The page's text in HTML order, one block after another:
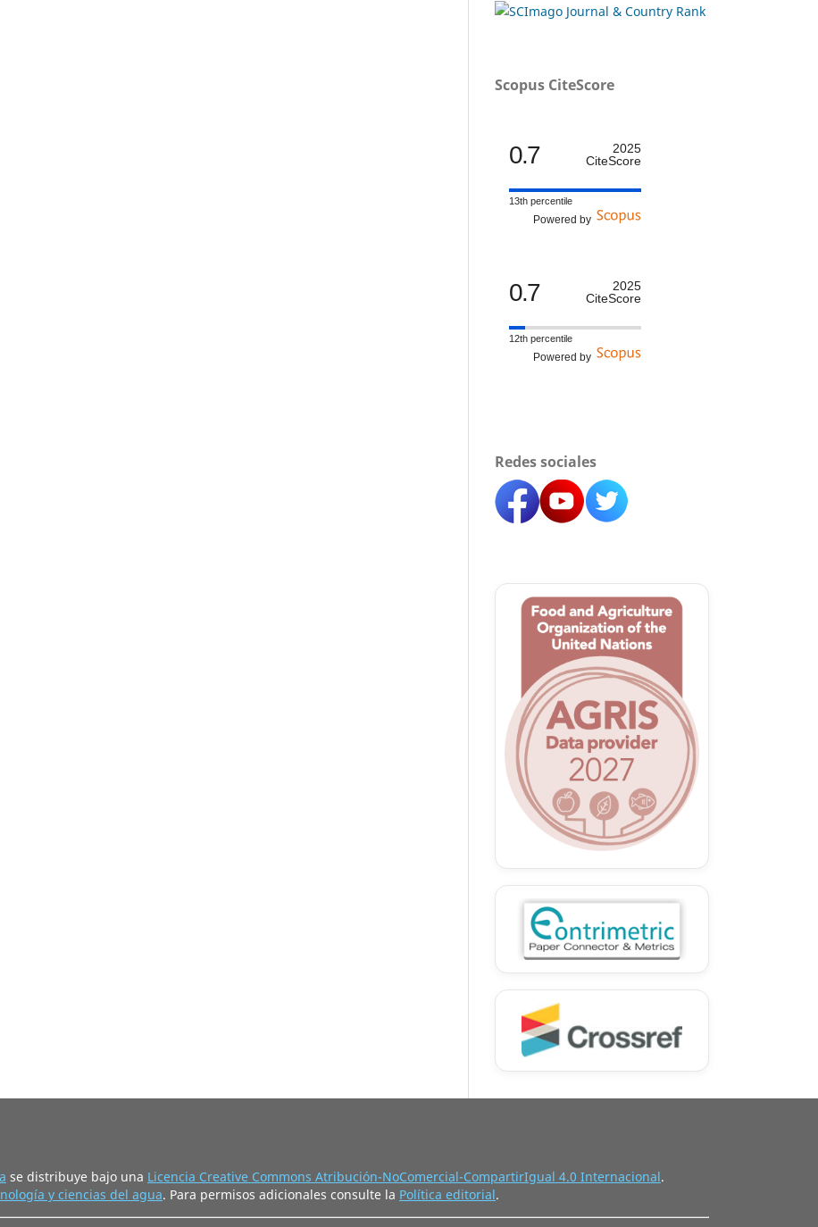
Scopus CiteScore
0.7
2025
CiteScore
13th percentile
Powered by
0.7
2025
CiteScore
12th percentile
Powered by
Redes sociales
se distribuye bajo una Licencia Creative Commons Atribución-NoComercial-CompartirIgual 4.0 Internacional.
y ciencias del agua. Para permisos adicionales consulte la Política editorial.